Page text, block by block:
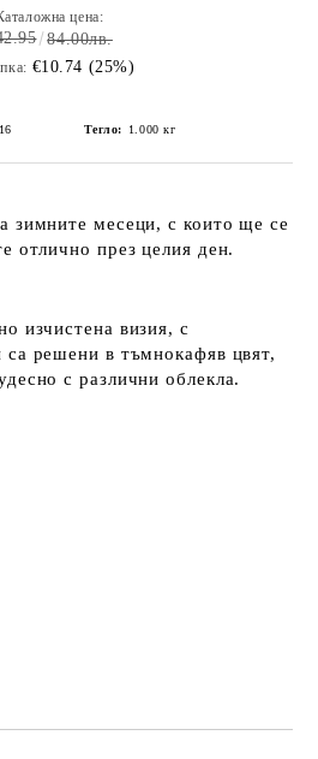
цена:
84.00лв.
€10.74 (25%)
Тегло: 1.000 кг
зимните месеци, с които ще се
отлично през целия ден.
изчистена визия, с
са решени в тъмнокафяв цвят,
с различни облекла.